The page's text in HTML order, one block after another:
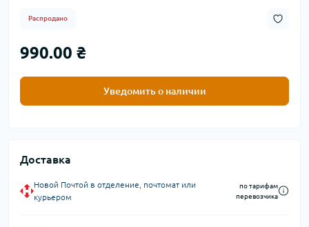
Распродано
990.00 ₴
Уведомить о наличии
Доставка
Новой Почтой в отделение, почтомат или
курьером
по тарифам
перевозчика